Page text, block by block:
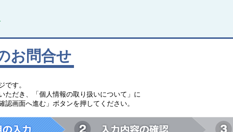
お問合せ
です。
ただき、「個人情報の取り扱いについて」に
認画面へ進む」ボタンを押してください。